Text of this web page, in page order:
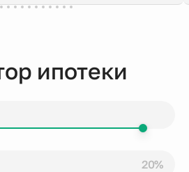
ипотеки
20%